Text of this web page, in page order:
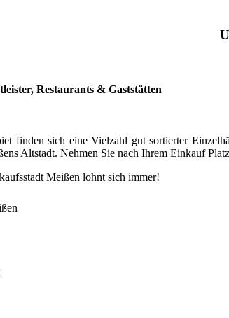
Restaurants & Gaststätten
finden sich eine Vielzahl gut sortierter
Altstadt. Nehmen Sie nach Ihrem Einkauf
Meißen lohnt sich immer!